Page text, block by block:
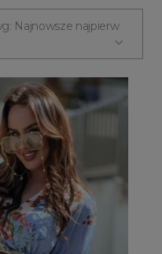
Najnowsze najpierw